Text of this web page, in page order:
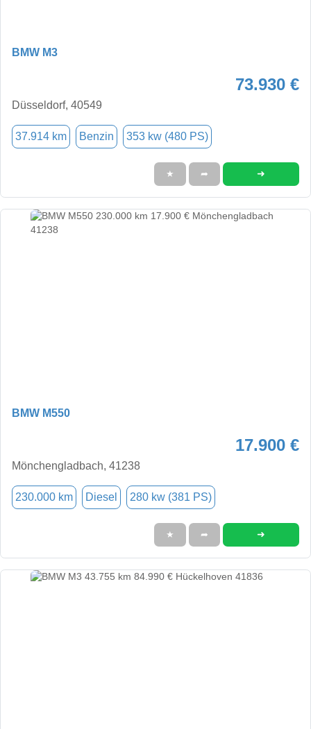
BMW M3
73.930 €
Düsseldorf, 40549
37.914 km Benzin 353 kw (480 PS)
★ ➦ ➜
BMW M550
17.900 €
Mönchengladbach, 41238
230.000 km Diesel 280 kw (381 PS)
★ ➦ ➜